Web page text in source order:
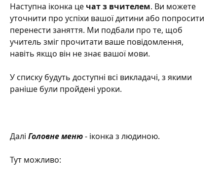
Наступна іконка це чат з вчителем. Ви можете
уточнити про успіхи вашої дитини або попросити
перенести заняття. Ми подбали про те, щоб
учитель зміг прочитати ваше повідомлення,
навіть якщо він не знає вашої мови.
У списку будуть доступні всі викладачі, з якими
раніше були пройдені уроки.
Далі Головне меню - іконка з людиною.
Тут можливо: